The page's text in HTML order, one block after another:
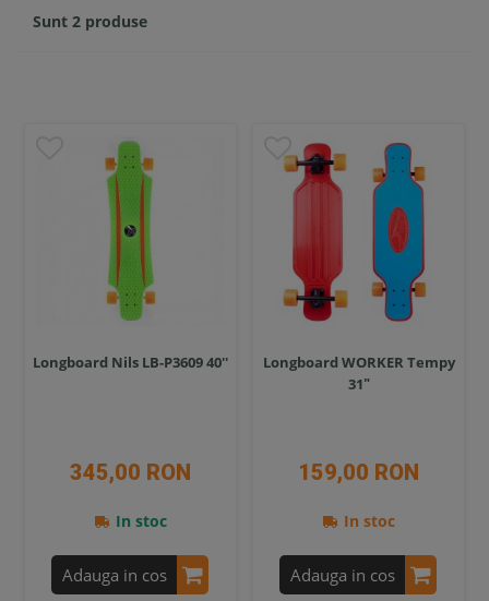
Sunt 2 produse
Longboard Nils LB-P3609 40''
345,00 RON
In stoc
Adauga in cos
Longboard WORKER Tempy
31ʺ
159,00 RON
In stoc
Adauga in cos